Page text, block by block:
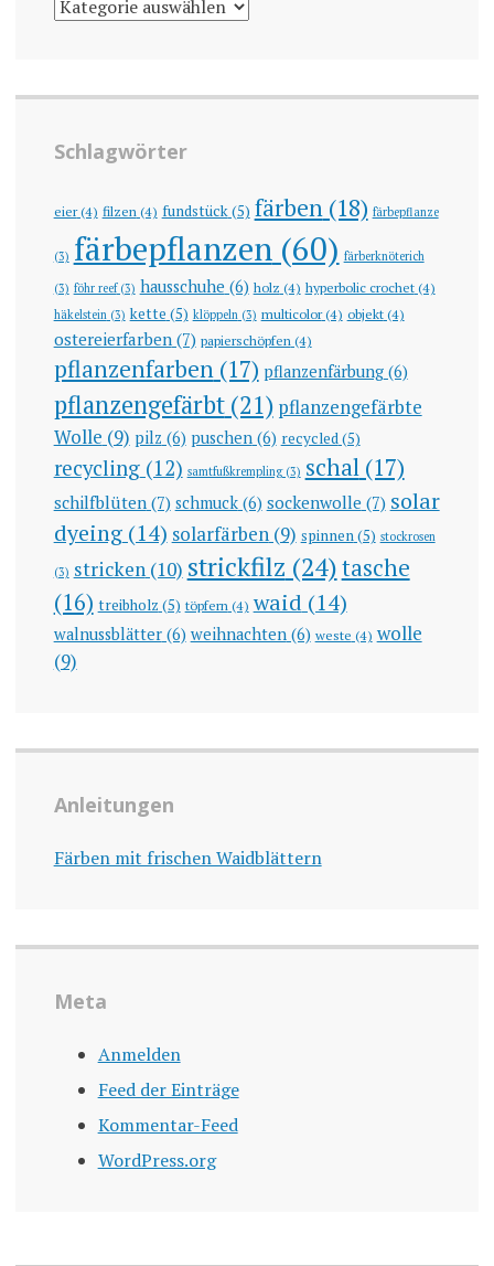
Schlagwörter
eier(4) filzen (4) fundstück(5) färben(18) färbepflanze
(3) färbepflanzen(60) färberknöterich
(3) föhr reef(3) hausschuhe (6) holz (4) hyperbolic crochet(4)
häkelstein(3) kette (5) klöppeln(3) multicolor(4) objekt(4)
ostereierfarben(7) papierschöpfen (4)
pflanzenfarben(17) pflanzenfärbung(6)
pflanzengefärbt(21) pflanzengefärbte
Wolle (9) pilz (6) puschen(6) recycled(5)
recycling(12) samtfußkrempling(3) schal(17)
schilfblüten(7) schmuck(6) sockenwolle(7) solar
dyeing(14) solarfärben(9) spinnen(5) stockrosen
(3) stricken(10) strickfilz (24)tasche
(16) treibholz (5) töpfern (4) waid (14)
walnussblätter(6) weihnachten(6) weste (4) wolle
(9)
Anleitungen
Färben mit frischen Waidblättern
Meta
Anmelden
Feed der Einträge
Kommentar-Feed
WordPress.org